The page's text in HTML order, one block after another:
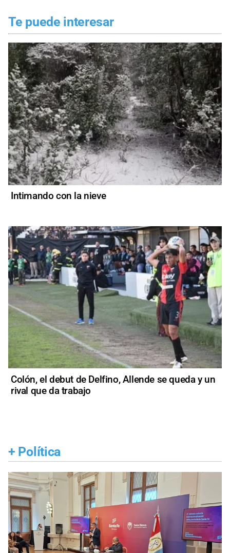
Te puede interesar
Intimando con la nieve
Colón, el debut de Delfino, Allende se queda y un
rival que da trabajo
+ Política